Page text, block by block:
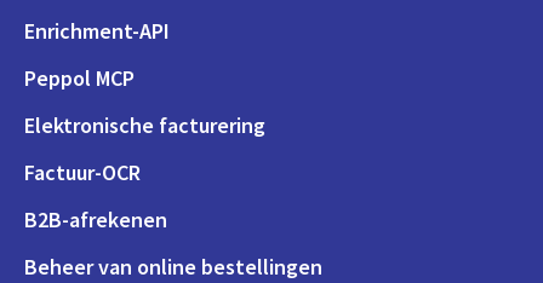
Enrichment-API
Peppol MCP
Elektronische facturering
Factuur-OCR
B2B-afrekenen
Beheer van online bestellingen